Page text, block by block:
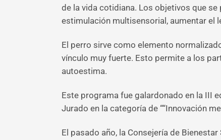
de la vida cotidiana. Los objetivos que
estimulación multisensorial, aumentar el
El perro sirve como elemento
vínculo muy fuerte. Esto permite a los
autoestima.
Este programa fue galardonado en la III
Jurado en la categoría de ““Innovación
El pasado año, la Consejería de